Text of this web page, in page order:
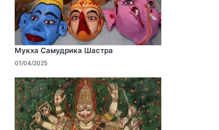
Мукха Самудрика Шастра
01/04/2025